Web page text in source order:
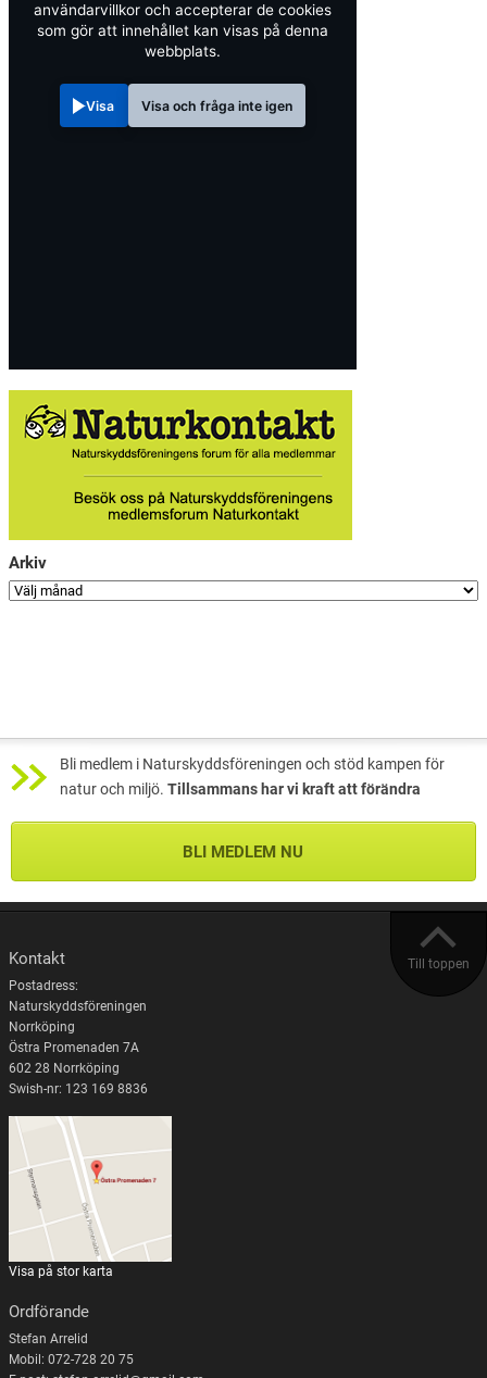
användarvillkor och accepterar de cookies
som gör att innehållet kan visas på denna
webbplats.
Visa Visa och fråga inte igen
Arkiv
Bli medlem i Naturskyddsföreningen och stöd kampen för
natur och miljö. Tillsammans har vi kraft att förändra
BLI MEDLEM NU
Till toppen
Kontakt
Postadress:
Naturskyddsföreningen
Norrköping
Östra Promenaden 7A
602 28 Norrköping
Swish-nr: 123 169 8836
Visa på stor karta
Ordförande
Stefan Arrelid
Mobil: 072-728 20 75